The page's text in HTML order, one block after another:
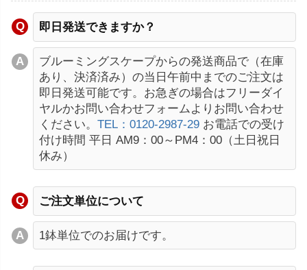
即日発送できますか？
ブルーミングスケープからの発送商品で（在庫
あり、決済済み）の当日午前中までのご注文は
即日発送可能です。お急ぎの場合はフリーダイ
ヤルかお問い合わせフォームよりお問い合わせ
ください。 TEL：0120-2987-29 お電話での受け
付け時間 平日 AM9：00～PM4：00（土日祝日
休み）
ご注文単位について
1鉢単位でのお届けです。